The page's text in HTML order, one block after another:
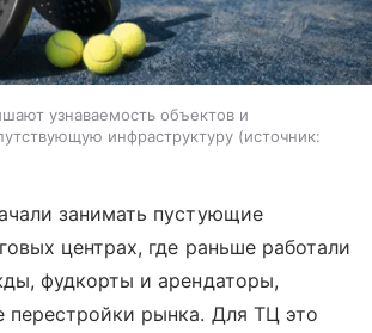
узнаваемость объектов и
инфраструктуру
источник:
занимать пустующие
центрах, где раньше работали
фудкорты и арендаторы,
рынка. Для ТЦ это